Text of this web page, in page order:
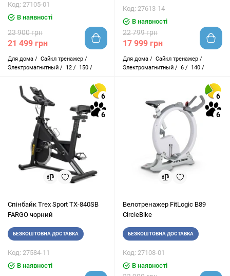
Код: 27105-01
В наявності
23 900 грн
21 499 грн
Для дома / Сайкл тренажер /
Электромагнитный /
12 / 150 /
Код: 27613-14
В наявності
22 799 грн
17 999 грн
Для дома / Сайкл тренажер /
Электромагнитный / 6 / 140 /
6
6
Спінбайк Trex Sport TX-840SB
FARGO чорний
БЕЗКОШТОВНА ДОСТАВКА
Код: 27584-11
В наявності
6
6
Велотренажер FitLogic B89
CircleBike
БЕЗКОШТОВНА ДОСТАВКА
Код: 27108-01
В наявності